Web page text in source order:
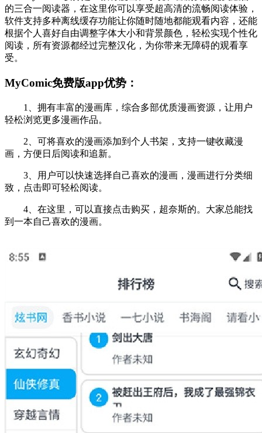
的三合一阅读器，在这里你可以享受超高清的流畅阅读体验，
软件支持多种离线缓存功能让你随时随地都能观看内容，还能
根据个人喜好自由调整字体大小和背景颜色，轻松实现个性化
阅读，所有资源都经过完整汉化，为你带来无障碍的观看享
受。
MyComic免费版app优势：
1、拥有丰富的漫画库，综合多部优质漫画资源，让用户
轻松浏览更多漫画作品。
2、可将喜欢的漫画添加到个人书架，支持一键收藏漫
画，方便日后阅读和追新。
3、用户可以快速选择自己喜欢的漫画，漫画进行分类细
致，点击即可轻松阅读。
4、在这里，可以直接点击购买，超奈斯的。大家总能找
到一本自己喜欢的漫画。